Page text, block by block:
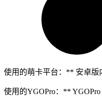
使用的萌卡平台：** 安卓版
使用的YGOPro：** YGOPro